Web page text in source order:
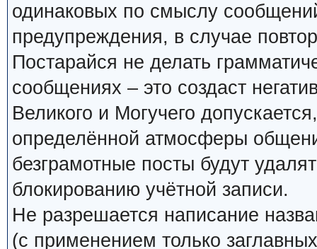
одинаковых по смыслу
предупреждения, в случае
Постарайся не делать
сообщениях – это создаст
Великого и Могучего
определённой атмосферы
безграмотные посты будут
блокированию учётной записи.
Не разрешается написание
(с применением только